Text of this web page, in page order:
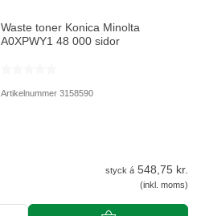
Waste toner Konica Minolta
A0XPWY1 48 000 sidor
Artikelnummer 3158590
styck á 548,75 kr.
(inkl. moms)